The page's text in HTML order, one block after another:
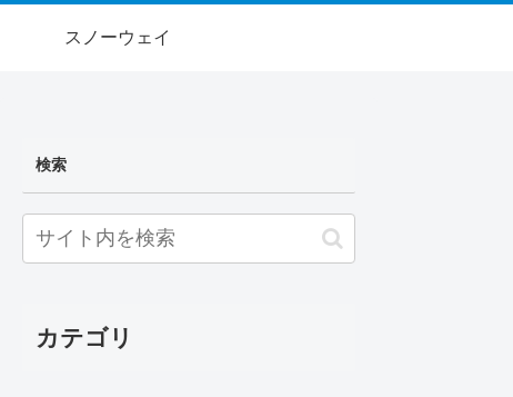
スノーウェイ
検索
カテゴリ